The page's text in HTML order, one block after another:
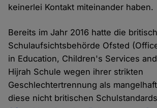
keinerlei Kontakt miteinander haben.
Bereits im Jahr 2016 hatte die
Schulaufsichtsbehörde Ofsted
in Education, Children's Services
Hijrah Schule wegen ihrer strikten
Geschlechtertrennung als
diese nicht britischen